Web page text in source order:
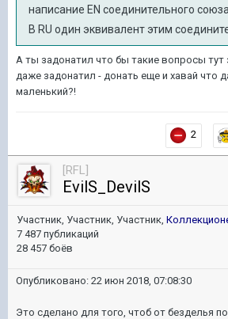
написание EN соединительного
В RU один эквивалент этим
А ты задонатил что бы такие вопросы тут
даже задонатил - донать еще и хавай что
маленький?!
2
[RFL]
EvilS_DevilS
Участник, Участник, Участник,
7 487 публикаций
28 457 боёв
Опубликовано: 22 июн 2018, 07:08:30
Это сделано для того, чтоб от безделья